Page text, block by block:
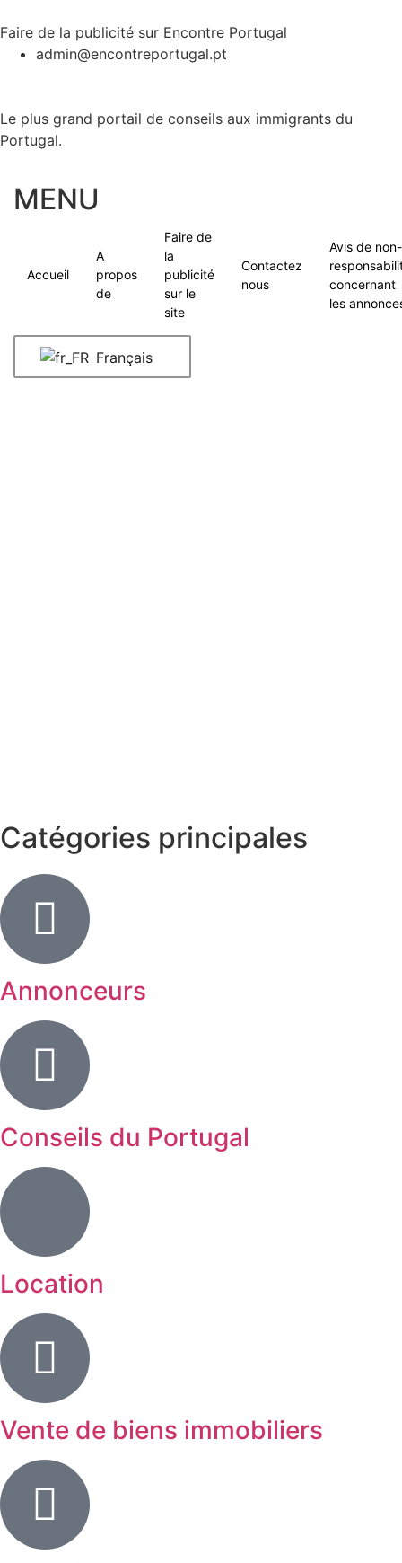
Faire de la publicité sur Encontre Portugal
admin@encontreportugal.pt
Le plus grand portail de conseils aux immigrants du
Portugal.
MENU
Accueil
A
propos
de
Faire de
la
publicité
sur le
site
Contactez
nous
Avis de non-
concernant
les
Français
Catégories principales
Annonceurs
Conseils du Portugal
Location
Vente de biens immobiliers